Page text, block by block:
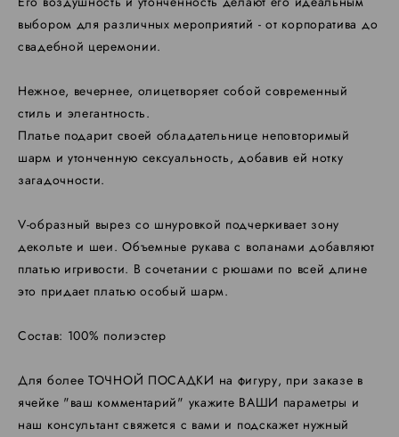
выбором для различных мероприятий - от корпоратива до
свадебной церемонии.
Нежное, вечернее, олицетворяет собой современный
стиль и элегантность.
Платье подарит своей обладательнице неповторимый
шарм и утонченную сексуальность, добавив ей нотку
загадочности.
V-образный вырез со шнуровкой подчеркивает зону
декольте и шеи. Объемные рукава с воланами добавляют
платью игривости. В сочетании с рюшами по всей длине
это придает платью особый шарм.
Состав: 100% полиэстер
Для более ТОЧНОЙ ПОСАДКИ на фигуру, при заказе в
ячейке "ваш комментарий" укажите ВАШИ параметры и
наш консультант свяжется с вами и подскажет нужный